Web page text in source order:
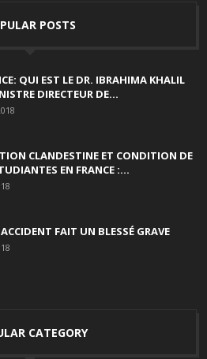
POSTS
QUI EST LE DR. IBRAHIMA KHALIL
DIRECTEUR DE...
CLANDESTINE ET CONDITION DE
EN FRANCE :...
FAIT UN BLESSÉ GRAVE
CATEGORY